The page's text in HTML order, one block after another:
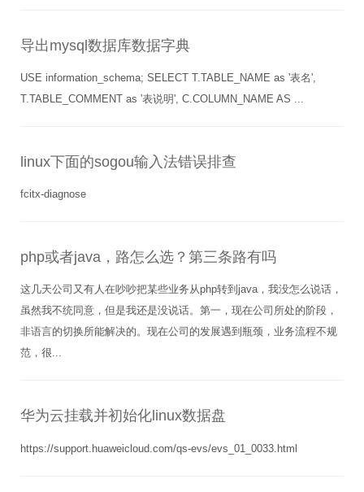
导出mysql数据库数据字典
USE information_schema; SELECT T.TABLE_NAME as '表名',
T.TABLE_COMMENT as '表说明', C.COLUMN_NAME AS ...
linux下面的sogou输入法错误排查
fcitx-diagnose
php或者java，路怎么选？第三条路有吗
这几天公司又有人在吵吵把某些业务从php转到java，我没怎么说话，
虽然我不统同意，但是我还是没说话。第一，现在公司所处的阶段，
非语言的切换所能解决的。现在公司的发展遇到瓶颈，业务流程不规
范，很...
华为云挂载并初始化linux数据盘
https://support.huaweicloud.com/qs-evs/evs_01_0033.html